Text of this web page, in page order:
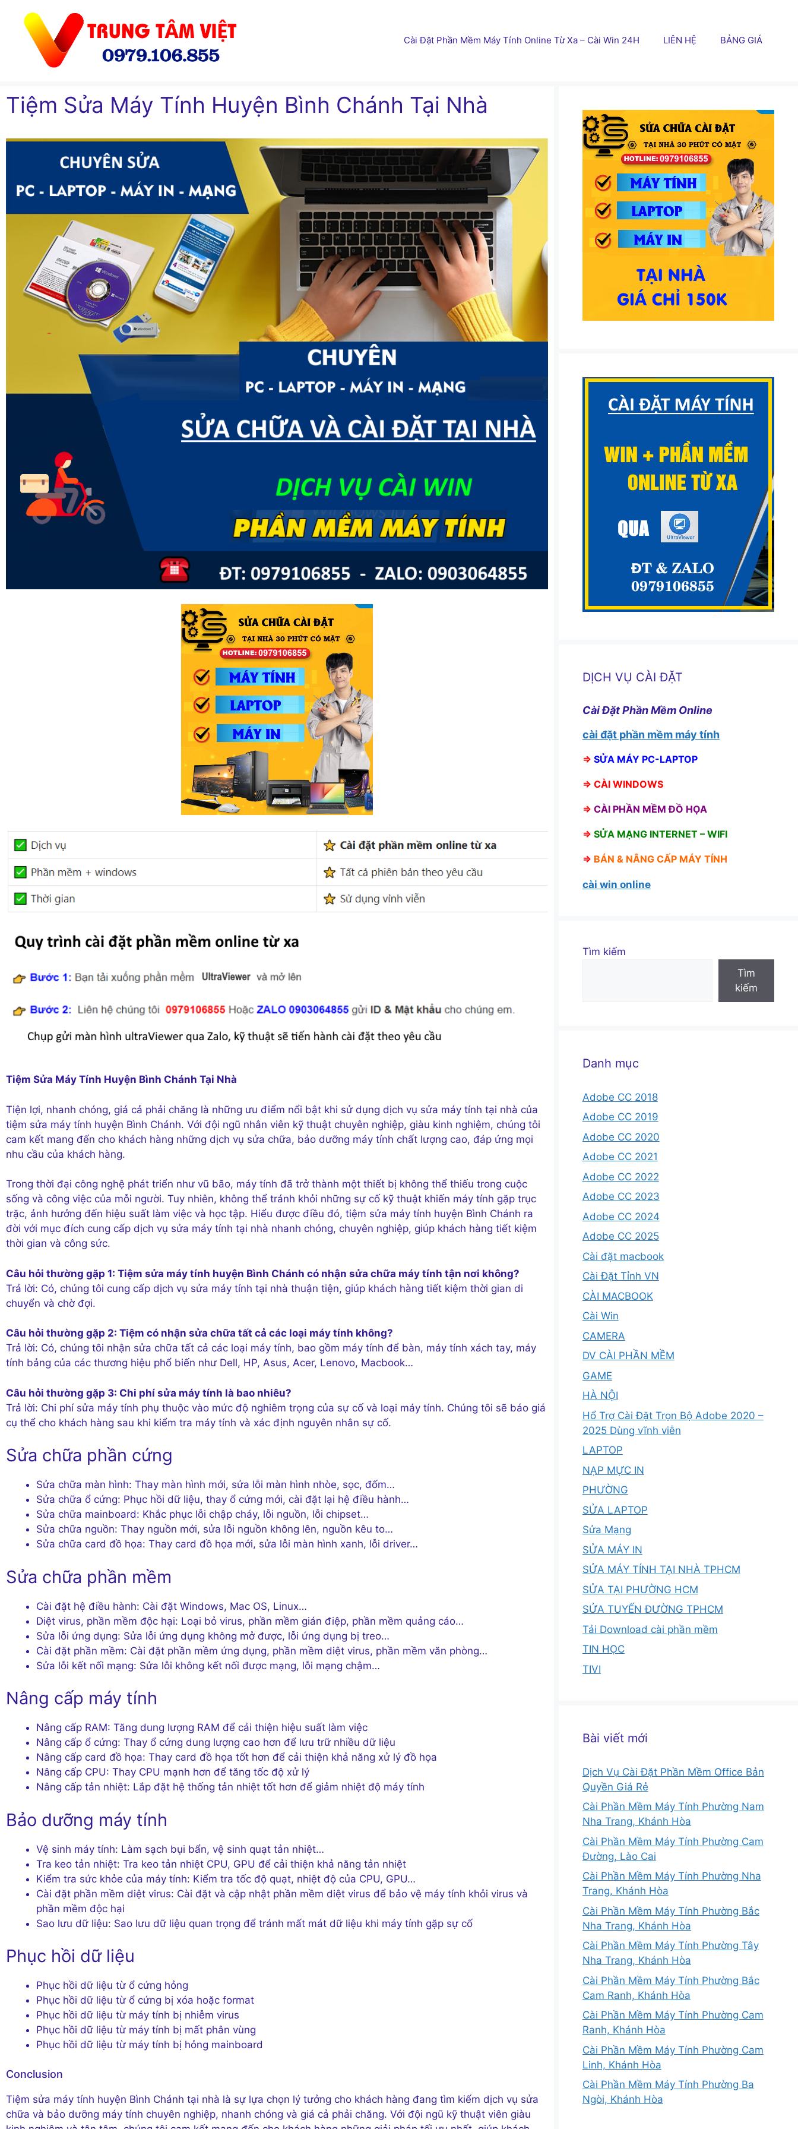
Cài Đặt Phần Mềm Máy Tính Online Từ Xa – Cài Win 24H LIÊN HỆ BẢNG GIÁ
Tiệm Sửa Máy Tính Huyện Bình Chánh Tại Nhà
Tiệm Sửa Máy Tính Huyện Bình Chánh Tại Nhà
Tiện lợi, nhanh chóng, giá cả phải chăng là những ưu điểm nổi bật khi sử dụng dịch vụ sửa máy tính tại nhà của
tiệm sửa máy tính huyện Bình Chánh. Với đội ngũ nhân viên kỹ thuật chuyên nghiệp, giàu kinh nghiệm, chúng tôi
cam kết mang đến cho khách hàng những dịch vụ sửa chữa, bảo dưỡng máy tính chất lượng cao, đáp ứng mọi
nhu cầu của khách hàng.
Trong thời đại công nghệ phát triển như vũ bão, máy tính đã trở thành một thiết bị không thể thiếu trong cuộc
sống và công việc của mỗi người. Tuy nhiên, không thể tránh khỏi những sự cố kỹ thuật khiến máy tính gặp trục
trặc, ảnh hưởng đến hiệu suất làm việc và học tập. Hiểu được điều đó, tiệm sửa máy tính huyện Bình Chánh ra
đời với mục đích cung cấp dịch vụ sửa máy tính tại nhà nhanh chóng, chuyên nghiệp, giúp khách hàng tiết kiệm
thời gian và công sức.
Câu hỏi thường gặp 1: Tiệm sửa máy tính huyện Bình Chánh có nhận sửa chữa máy tính tận nơi không?
Trả lời: Có, chúng tôi cung cấp dịch vụ sửa máy tính tại nhà thuận tiện, giúp khách hàng tiết kiệm thời gian di
chuyển và chờ đợi.
Câu hỏi thường gặp 2: Tiệm có nhận sửa chữa tất cả các loại máy tính không?
Trả lời: Có, chúng tôi nhận sửa chữa tất cả các loại máy tính, bao gồm máy tính để bàn, máy tính xách tay, máy
tính bảng của các thương hiệu phổ biến như Dell, HP, Asus, Acer, Lenovo, Macbook…
Câu hỏi thường gặp 3: Chi phí sửa máy tính là bao nhiêu?
Trả lời: Chi phí sửa máy tính phụ thuộc vào mức độ nghiêm trọng của sự cố và loại máy tính. Chúng tôi sẽ báo giá
cụ thể cho khách hàng sau khi kiểm tra máy tính và xác định nguyên nhân sự cố.
Sửa chữa phần cứng
Sửa chữa màn hình: Thay màn hình mới, sửa lỗi màn hình nhòe, sọc, đốm…
Sửa chữa ổ cứng: Phục hồi dữ liệu, thay ổ cứng mới, cài đặt lại hệ điều hành…
Sửa chữa mainboard: Khắc phục lỗi chập cháy, lỗi nguồn, lỗi chipset…
Sửa chữa nguồn: Thay nguồn mới, sửa lỗi nguồn không lên, nguồn kêu to…
Sửa chữa card đồ họa: Thay card đồ họa mới, sửa lỗi màn hình xanh, lỗi driver…
Sửa chữa phần mềm
Cài đặt hệ điều hành: Cài đặt Windows, Mac OS, Linux…
Diệt virus, phần mềm độc hại: Loại bỏ virus, phần mềm gián điệp, phần mềm quảng cáo…
Sửa lỗi ứng dụng: Sửa lỗi ứng dụng không mở được, lỗi ứng dụng bị treo…
Cài đặt phần mềm: Cài đặt phần mềm ứng dụng, phần mềm diệt virus, phần mềm văn phòng…
Sửa lỗi kết nối mạng: Sửa lỗi không kết nối được mạng, lỗi mạng chậm…
Nâng cấp máy tính
Nâng cấp RAM: Tăng dung lượng RAM để cải thiện hiệu suất làm việc
Nâng cấp ổ cứng: Thay ổ cứng dung lượng cao hơn để lưu trữ nhiều dữ liệu
Nâng cấp card đồ họa: Thay card đồ họa tốt hơn để cải thiện khả năng xử lý đồ họa
Nâng cấp CPU: Thay CPU mạnh hơn để tăng tốc độ xử lý
Nâng cấp tản nhiệt: Lắp đặt hệ thống tản nhiệt tốt hơn để giảm nhiệt độ máy tính
Bảo dưỡng máy tính
Vệ sinh máy tính: Làm sạch bụi bẩn, vệ sinh quạt tản nhiệt…
Tra keo tản nhiệt: Tra keo tản nhiệt CPU, GPU để cải thiện khả năng tản nhiệt
Kiểm tra sức khỏe của máy tính: Kiểm tra tốc độ quạt, nhiệt độ của CPU, GPU…
Cài đặt phần mềm diệt virus: Cài đặt và cập nhật phần mềm diệt virus để bảo vệ máy tính khỏi virus và
phần mềm độc hại
Sao lưu dữ liệu: Sao lưu dữ liệu quan trọng để tránh mất mát dữ liệu khi máy tính gặp sự cố
Phục hồi dữ liệu
Phục hồi dữ liệu từ ổ cứng hỏng
Phục hồi dữ liệu từ ổ cứng bị xóa hoặc format
Phục hồi dữ liệu từ máy tính bị nhiễm virus
Phục hồi dữ liệu từ máy tính bị mất phân vùng
Phục hồi dữ liệu từ máy tính bị hỏng mainboard
Conclusion
Tiệm sửa máy tính huyện Bình Chánh tại nhà là sự lựa chọn lý tưởng cho khách hàng đang tìm kiếm dịch vụ sửa
chữa và bảo dưỡng máy tính chuyên nghiệp, nhanh chóng và giá cả phải chăng. Với đội ngũ kỹ thuật viên giàu
DỊCH VỤ CÀI ĐẶT
Cài Đặt Phần Mềm Online
cài đặt phần mềm máy tính
⇒ SỬA MÁY PC-LAPTOP
⇒ CÀI WINDOWS
⇒ CÀI PHẦN MỀM ĐỒ HỌA
⇒ SỬA MẠNG INTERNET – WIFI
⇒ BÁN & NÂNG CẤP MÁY TÍNH
cài win online
Tìm kiếm
Tìm
kiếm
Danh mục
Adobe CC 2018
Adobe CC 2019
Adobe CC 2020
Adobe CC 2021
Adobe CC 2022
Adobe CC 2023
Adobe CC 2024
Adobe CC 2025
Cài đặt macbook
Cài Đặt Tỉnh VN
CÀI MACBOOK
Cài Win
CAMERA
DV CÀI PHẦN MỀM
GAME
HÀ NỘI
Hổ Trợ Cài Đặt Trọn Bộ Adobe 2020 –
2025 Dùng vĩnh viễn
LAPTOP
NẠP MỰC IN
PHƯỜNG
SỬA LAPTOP
Sửa Mạng
SỬA MÁY IN
SỬA MÁY TÍNH TẠI NHÀ TPHCM
SỬA TẠI PHƯỜNG HCM
SỬA TUYẾN ĐƯỜNG TPHCM
Tải Download cài phần mềm
TIN HỌC
TIVI
Bài viết mới
Dịch Vụ Cài Đặt Phần Mềm Office Bản
Quyền Giá Rẻ
Cài Phần Mềm Máy Tính Phường Nam
Nha Trang, Khánh Hòa
Cài Phần Mềm Máy Tính Phường Cam
Đường, Lào Cai
Cài Phần Mềm Máy Tính Phường Nha
Trang, Khánh Hòa
Cài Phần Mềm Máy Tính Phường Bắc
Nha Trang, Khánh Hòa
Cài Phần Mềm Máy Tính Phường Tây
Nha Trang, Khánh Hòa
Cài Phần Mềm Máy Tính Phường Bắc
Cam Ranh, Khánh Hòa
Cài Phần Mềm Máy Tính Phường Cam
Ranh, Khánh Hòa
Cài Phần Mềm Máy Tính Phường Cam
Linh, Khánh Hòa
Cài Phần Mềm Máy Tính Phường Ba
Ngòi, Khánh Hòa